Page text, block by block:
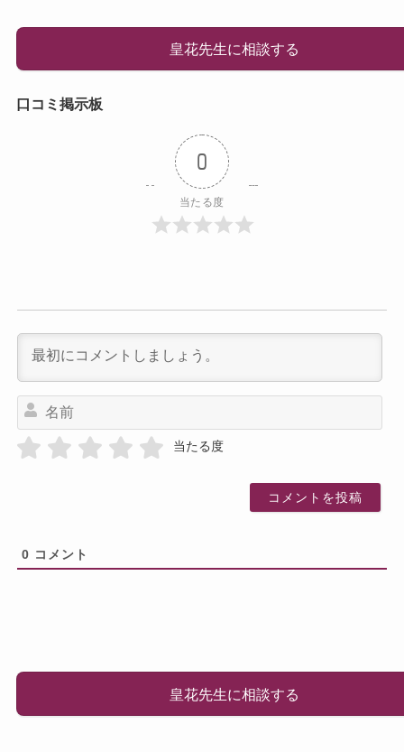
皇花先生に相談する
口コミ掲示板
0
当たる度
当たる度
0 コメント
皇花先生に相談する